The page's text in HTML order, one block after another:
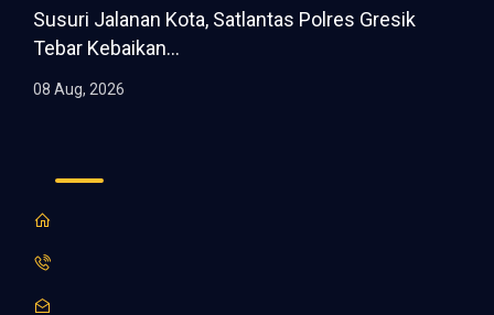
Susuri Jalanan Kota, Satlantas Polres Gresik
Tebar Kebaikan...
08 Aug, 2026